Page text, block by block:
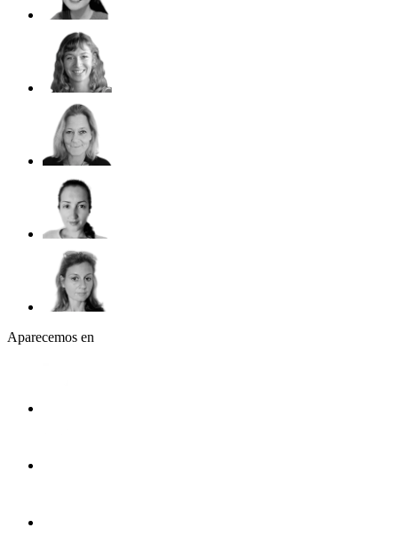
Aparecemos en